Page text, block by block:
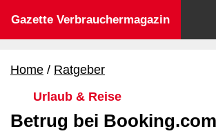
Gazette Verbrauchermagazin
Home
Ratgeber
Urlaub & Reise
Betrug bei Booking.com